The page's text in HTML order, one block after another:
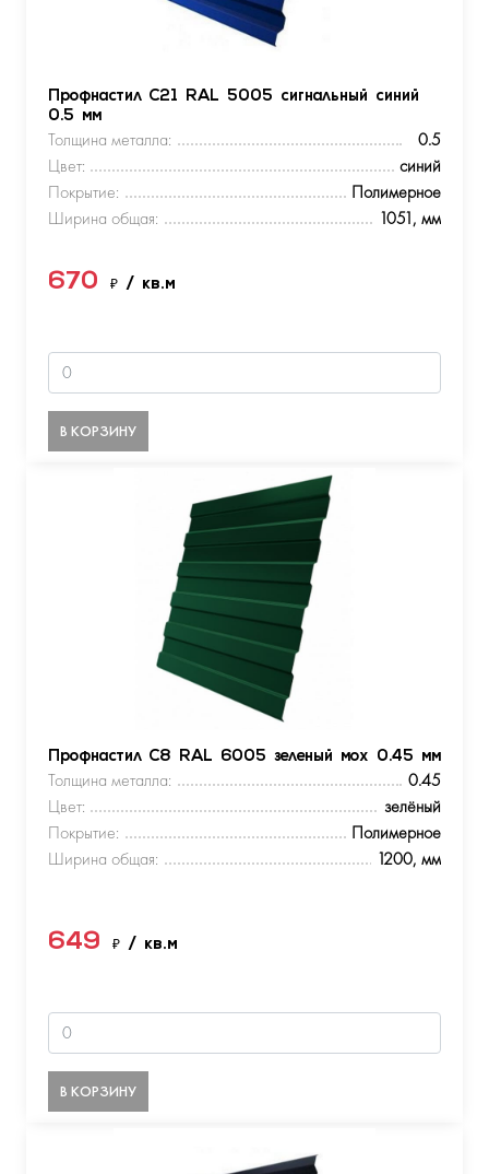
Профнастил С21 RAL 5005 сигнальный синий
0.5 мм
Толщина металла:
0.5
Цвет:
синий
Покрытие:
Полимерное
Ширина общая:
1051, мм
670 ₽ / кв.м
В КОРЗИНУ
Профнастил С8 RAL 6005 зеленый мох 0.45 мм
Толщина металла:
0.45
Цвет:
зелёный
Покрытие:
Полимерное
Ширина общая:
1200, мм
649 ₽ / кв.м
В КОРЗИНУ